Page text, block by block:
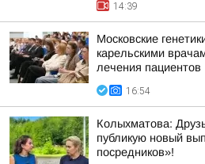
14:39
Московские
карельскими
лечения пациентов
16:54
Колыхматова:
публикую новый
посредников»!